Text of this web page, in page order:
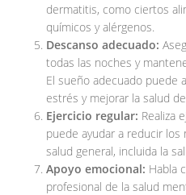
dermatitis, como ciertos
químicos y alérgenos.
Descanso adecuado:
todas las noches y
El sueño adecuado puede
estrés y mejorar la salud
Ejercicio regular: Realiza
puede ayudar a reducir
salud general, incluida la
Apoyo emocional: Habla
profesional de la salud